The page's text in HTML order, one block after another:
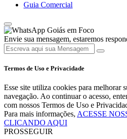
Guia Comercial
Goiás em Foco
Envie sua mensagem, estaremos
Termos de Uso e Privacidade
Esse site utiliza cookies para melhorar
navegação. Ao continuar o acesso,
com nossos Termos de Uso e
Para mais informações, ACESSE
CLICANDO AQUI
PROSSEGUIR